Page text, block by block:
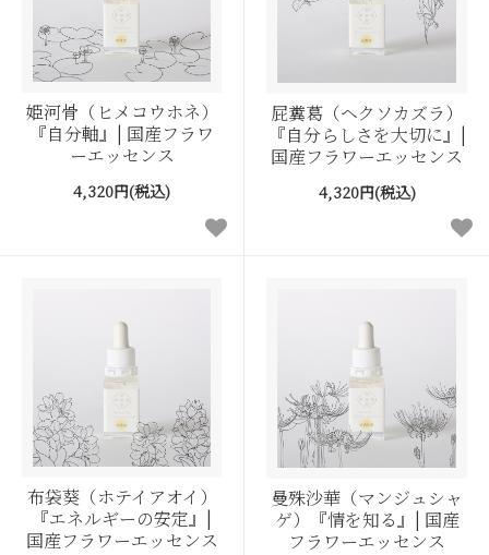
姫河骨（ヒメコウホネ）
『自分軸』| 国産フラワ
ーエッセンス
4,320円(税込)
屁糞葛（ヘクソカズラ）
『自分らしさを大切に』|
国産フラワーエッセンス
4,320円(税込)
布袋葵（ホテイアオイ）
『エネルギーの安定』|
国産フラワーエッセンス
曼殊沙華（マンジュシャ
ゲ）『情を知る』| 国産
フラワーエッセンス